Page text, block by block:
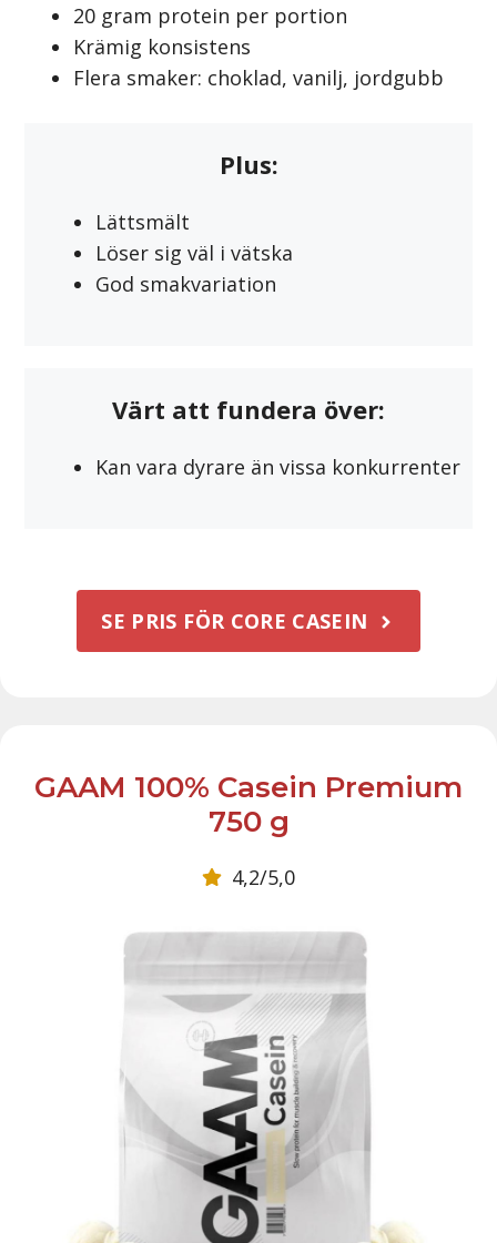
20 gram protein per portion
Krämig konsistens
Flera smaker: choklad, vanilj, jordgubb
Plus:
Lättsmält
Löser sig väl i vätska
God smakvariation
Värt att fundera över:
Kan vara dyrare än vissa konkurrenter
SE PRIS FÖR CORE CASEIN
GAAM 100% Casein Premium
750 g
4,2/5,0